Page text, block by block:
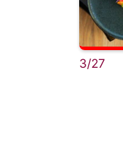
3/27